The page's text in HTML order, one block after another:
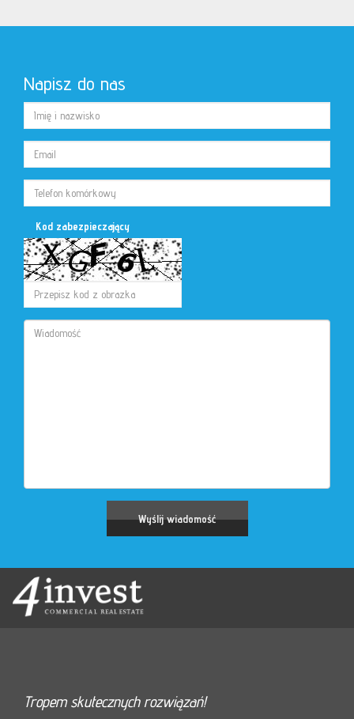
Napisz do nas
Kod zabezpieczający
Tropem skutecznych rozwiązań!